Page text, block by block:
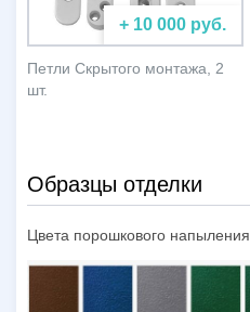
+ 10 000 руб.
Петли Скрытого монтажа, 2
шт.
Образцы отделки
Цвета порошкового напыления